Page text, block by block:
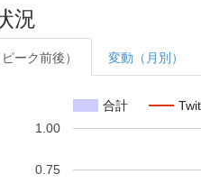
況
ーク前後） 変動（月別）
合計
0.75
1.00